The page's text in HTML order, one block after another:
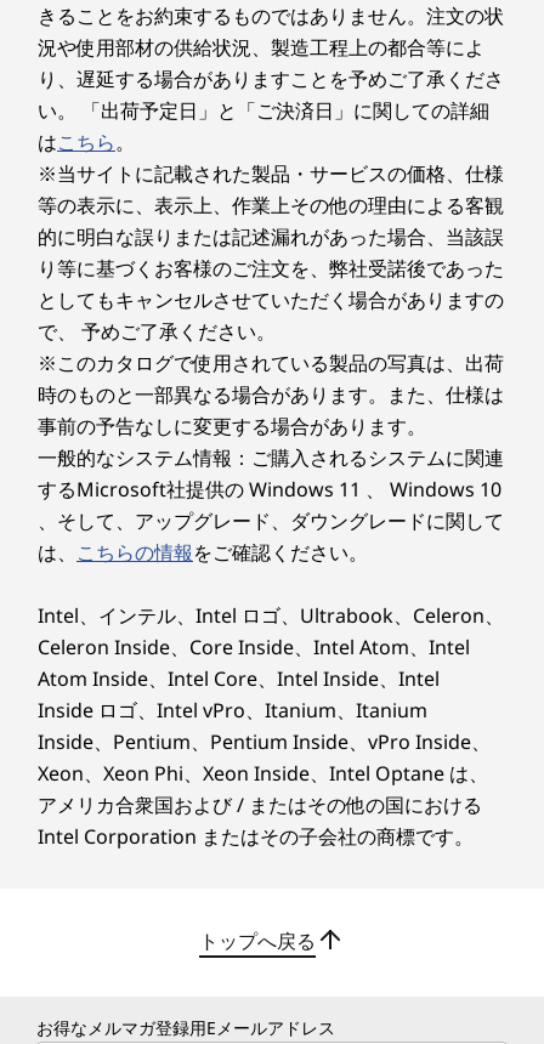
優れたコネクティビティ
USB Type-CやHDMIなどのポートが充実してお
り、必要なデバイスやデータに接続することがで
きます。さらに、Wi-Fi 6Eや4G LTEが選択可能
で、どこでも高速にインターネットアクセスがで
きます。
優れたセキュリティ
オプションで電源ボタン内蔵型のWindows Hello
とができます。またプライバシー保護やセキュリ
ティ対策に有効な開閉式カメラカバーのプライバ
対応(4G LTE Cat.16)
ワイヤレスLAN*****
Wi-Fi 6E対応 (IEEE802.11ax/ac/a/b/g/n準拠)
Bluetooth****
v5.3
イーサネット
10BASE-T/100BASE-TX/1000BASE-T
オーディオ機能
Dolby Audio, Dolby Voice, 2mic+2スピーカー（キーボー
ド面にスピーカー）
カメラ*
インカメラ: 全てプライバシーシャッター付き
FHD 1080p RGB+IR Hybrid Webカメラ
HD 720P RGB Webカメラ
カードスロット
microSDメディアカードリーダー
キーボード
フルサイズ･キーボード (6列)、89キー (Fnキー、PgUpキ
ー、PgDnキー、Windowsキー)、JIS配列、TrackPoint、
ThinkPadクリックパッド カスタマイズによりバックライ
ポインティング・デバイス
きることをお約束するものではありません。注文の状
況や使用部材の供給状況、製造工程上の都合等によ
り、遅延する場合がありますことを予めご了承くださ
い。 「出荷予定日」と「ご決済日」に関しての詳細
はこちら。
※当サイトに記載された製品・サービスの価格、仕様
等の表示に、表示上、作業上その他の理由による客観
的に明白な誤りまたは記述漏れがあった場合、当該誤
り等に基づくお客様のご注文を、弊社受諾後であった
としてもキャンセルさせていただく場合がありますの
で、 予めご了承ください。
※このカタログで使用されている製品の写真は、出荷
時のものと一部異なる場合があります。また、仕様は
事前の予告なしに変更する場合があります。
一般的なシステム情報：ご購入されるシステムに関連
するMicrosoft社提供の Windows 11 、 Windows 10
、そして、アップグレード、ダウングレードに関して
は、 こちらの情報をご確認ください。
Intel、インテル、Intel ロゴ、Ultrabook、Celeron、
Celeron Inside、Core Inside、Intel Atom、Intel
Atom Inside、Intel Core、Intel Inside、Intel
Inside ロゴ、Intel vPro、Itanium、Itanium
Inside、Pentium、Pentium Inside、vPro Inside、
Xeon、Xeon Phi、Xeon Inside、Intel Optane は、
アメリカ合衆国および / またはその他の国における
Intel Corporation またはその子会社の商標です。
トップへ戻る
お得なメルマガ登録用Eメールアドレス